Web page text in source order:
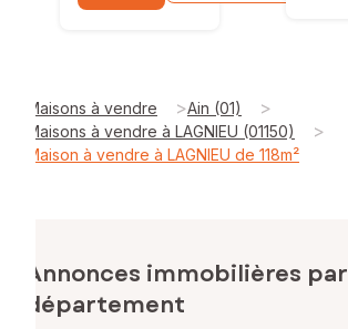
Maisons à vendre >Ain (01) >
Maisons à vendre à LAGNIEU (01150) >
Maison à vendre à LAGNIEU de 118m²
Annonces immobilières par
département